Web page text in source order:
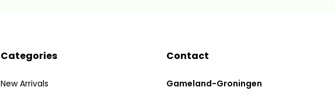
Categories
New Arrivals
Contact
Gameland-Groningen